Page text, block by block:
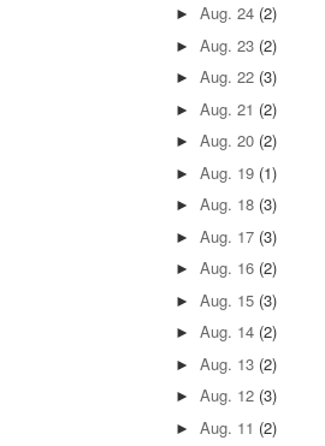
► Aug. 24 (2)
► Aug. 23 (2)
► Aug. 22 (3)
► Aug. 21 (2)
► Aug. 20 (2)
► Aug. 19 (1)
► Aug. 18 (3)
► Aug. 17 (3)
► Aug. 16 (2)
► Aug. 15 (3)
► Aug. 14 (2)
► Aug. 13 (2)
► Aug. 12 (3)
► Aug. 11 (2)